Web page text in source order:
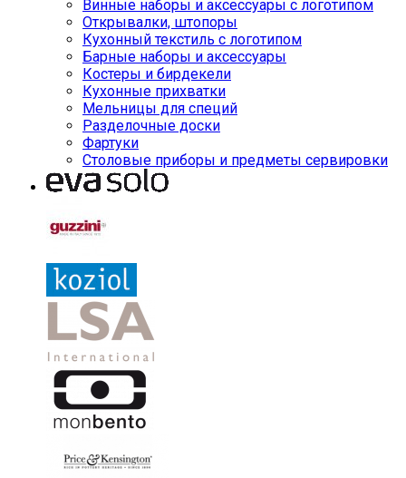
Винные наборы и аксессуары с логотипом
Открывалки, штопоры
Кухонный текстиль с логотипом
Барные наборы и аксессуары
Костеры и бирдекели
Кухонные прихватки
Мельницы для специй
Разделочные доски
Фартуки
Столовые приборы и предметы сервировки